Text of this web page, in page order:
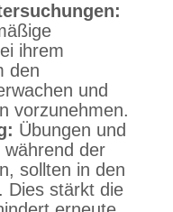
ihrem
den
und
vorzunehmen.
Übungen und
während der
sollten in den
Dies stärkt die